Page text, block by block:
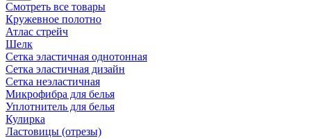
Смотреть все товары
Кружевное полотно
Атлас стрейч
Шелк
Сетка эластичная однотонная
Сетка эластичная дизайн
Сетка неэластичная
Микрофибра для белья
Уплотнитель для белья
Кулирка
Ластовицы (отрезы)